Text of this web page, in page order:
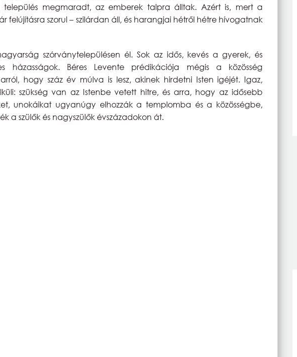
megmaradt, az emberek talpra álltak. Azért is, mert a
felújításra szorul – szilárdan áll, és harangjai hétről hétre hívogatnak
szórványtelepülésen él. Sok az idős, kevés a gyerek, és
házasságok. Béres Levente prédikációja mégis a közösség
hogy száz év múlva is lesz, akinek hirdetni Isten igéjét. Igaz,
szükség van az Istenbe vetett hitre, és arra, hogy az idősebb
unokáikat ugyanúgy elhozzák a templomba és a közösségbe,
a szülők és nagyszülők évszázadokon át.